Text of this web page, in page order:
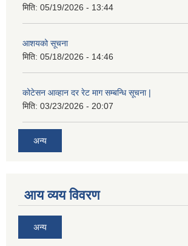
मिति: 05/19/2026 - 13:44
आशयको सूचना
मिति: 05/18/2026 - 14:46
कोटेसन आव्हान दर रेट माग सम्बन्धि सूचना |
मिति: 03/23/2026 - 20:07
अन्य
आय व्यय विवरण
अन्य